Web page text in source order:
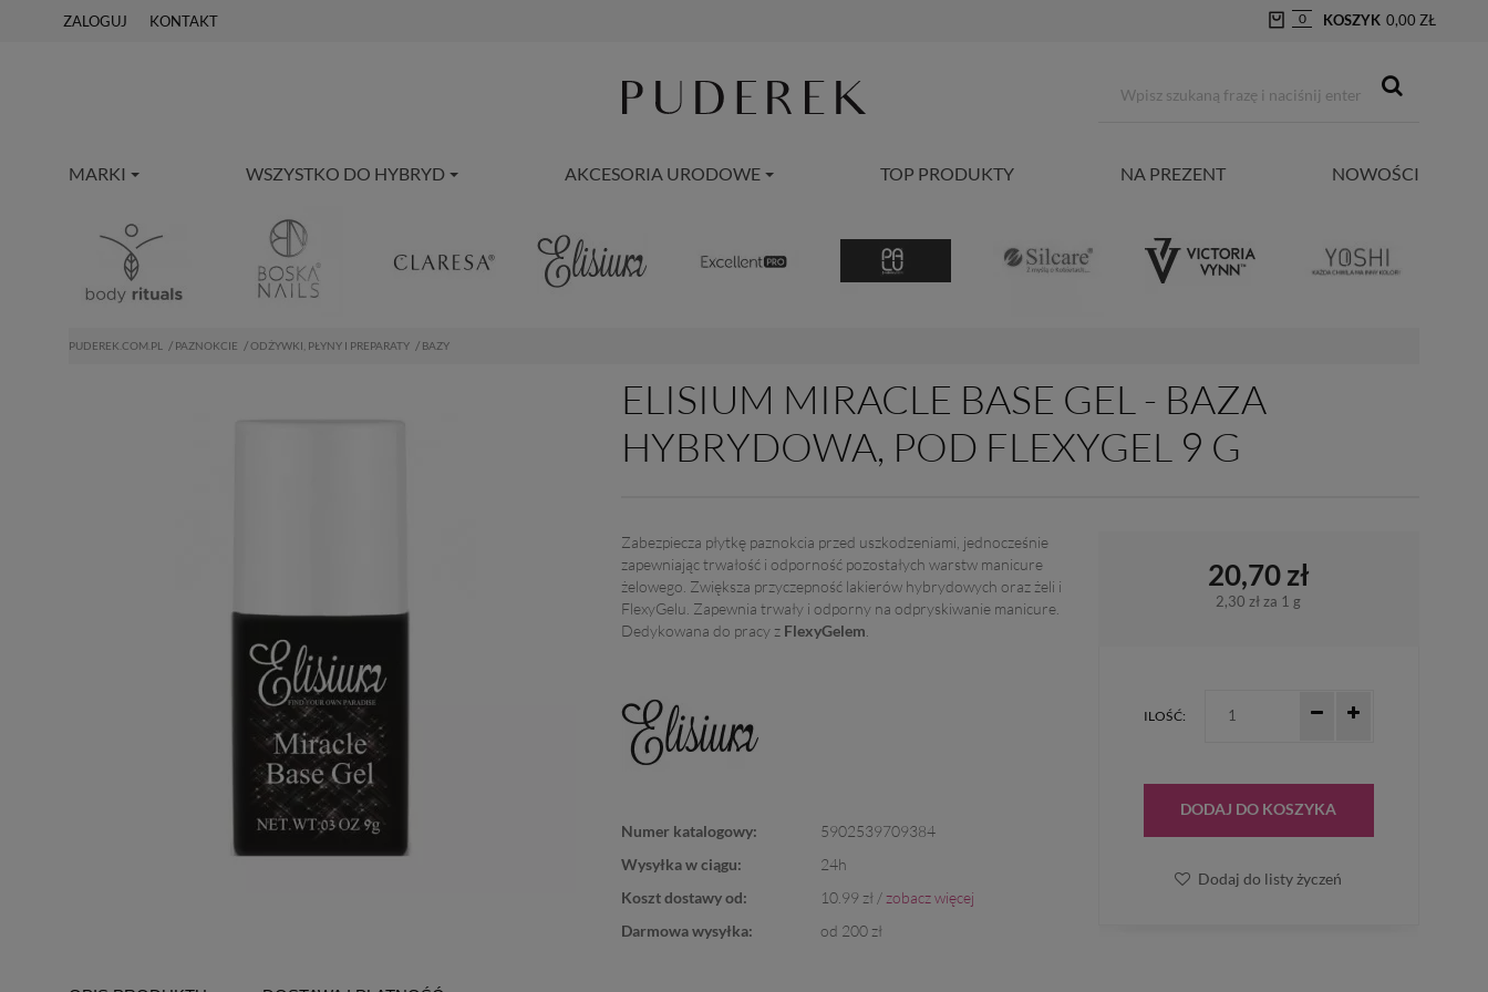
ZALOGUJ KONTAKT 0 KOSZYK 0,00 ZŁ
MARKI WSZYSTKO DO HYBRYD AKCESORIA URODOWE TOP PRODUKTY NA PREZENT NOWOŚCI
PUDEREK.COM.PL PAZNOKCIE ODŻYWKI, PŁYNY I PREPARATY BAZY
ELISIUM MIRACLE BASE GEL - BAZA
HYBRYDOWA, POD FLEXYGEL 9 G
Zabezpiecza płytkę paznokcia przed uszkodzeniami, jednocześnie
zapewniając trwałość i odporność pozostałych warstw manicure
żelowego. Zwiększa przyczepność lakierów hybrydowych oraz żeli i
FlexyGelu. Zapewnia trwały i odporny na odpryskiwanie manicure.
Dedykowana do pracy z FlexyGelem
Numer katalogowy:
5902539709384
Wysyłka w ciągu:
24h
Koszt dostawy od:
10.99 zł /zobacz więcej
Darmowa wysyłka:
od 200 zł
20,70 zł
2,30 zł za 1 g
ILOŚĆ:
DODAJ DO KOSZYKA
Dodaj do listy życzeń